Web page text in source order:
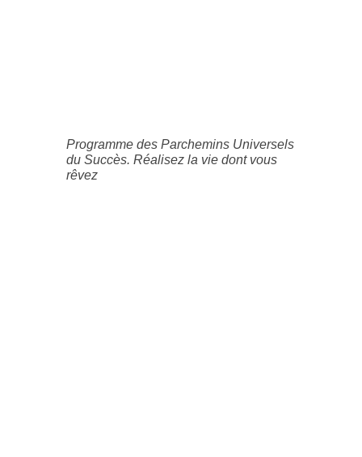
Programme des Parchemins Universels
du Succès. Réalisez la vie dont vous
rêvez